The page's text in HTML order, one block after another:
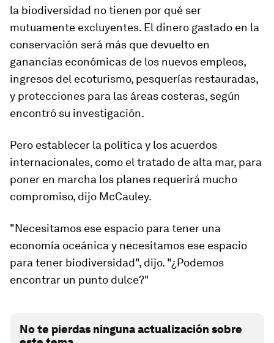
la biodiversidad no tienen por qué ser
mutuamente excluyentes. El dinero gastado en la
conservación será más que devuelto en
ganancias económicas de los nuevos empleos,
ingresos del ecoturismo, pesquerías restauradas,
y protecciones para las áreas costeras, según
encontró su investigación.
Pero establecer la política y los acuerdos
internacionales, como el tratado de alta mar, para
poner en marcha los planes requerirá mucho
compromiso, dijo McCauley.
"Necesitamos ese espacio para tener una
economía oceánica y necesitamos ese espacio
para tener biodiversidad", dijo. "¿Podemos
encontrar un punto dulce?"
No te pierdas ninguna actualización sobre